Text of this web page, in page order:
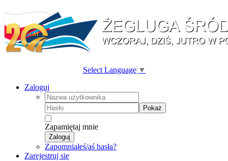
Select Language ▼
Zaloguj
Pokaż
Zapamiętaj mnie
Zaloguj
Zapomniałeś/aś hasła?
Zarejestruj się